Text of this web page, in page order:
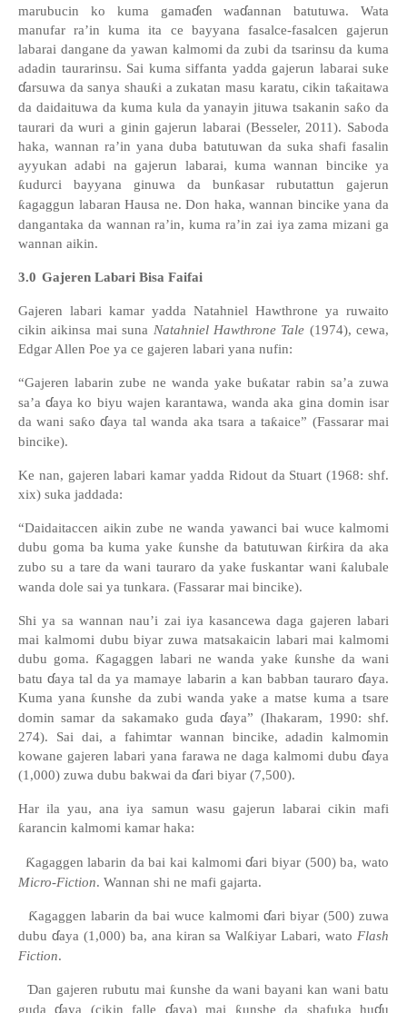
marubucin ko kuma gamaɗen waɗannan batutuwa. Wata
manufar ra’in kuma ita ce bayyana fasalce-fasalcen gajerun
labarai dangane da yawan kalmomi da zubi da tsarinsu da kuma
adadin taurarinsu. Sai kuma siffanta yadda gajerun labarai suke
ɗarsuwa da sanya shauƙi a zukatan masu karatu, cikin taƙaitawa
da daidaituwa da kuma kula da yanayin jituwa tsakanin saƙo da
taurari da wuri a ginin gajerun labarai (Besseler, 2011). Saboda
haka, wannan ra’in yana duba batutuwan da suka shafi fasalin
ayyukan adabi na gajerun labarai, kuma wannan bincike ya
ƙudurci bayyana ginuwa da bunƙasar rubutattun gajerun
ƙagaggun labaran Hausa ne.Don haka, wannan bincike yana da
dangantaka da wannan ra’in, kuma ra’in zai iya zama mizani ga
wannan aikin.
3.0 Gajeren Labari Bisa Faifai
Gajeren labari kamar yadda Natahniel Hawthrone ya ruwaito
cikin aikinsa mai suna Natahniel Hawthrone Tale (1974), cewa,
Edgar Allen Poe ya ce gajeren labari yana nufin:
“Gajeren labarin zube ne wanda yake buƙatar rabin sa’a zuwa
sa’aɗaya ko biyu wajen karantawa, wanda aka gina domin isar
da wani saƙoɗaya tal wanda aka tsara a taƙaice” (Fassarar mai
bincike).
Ke nan, gajeren labari kamar yadda Ridout da Stuart (1968: shf.
xix) suka jaddada:
“Daidaitaccen aikin zube ne wanda yawanci bai wuce kalmomi
dubu goma ba kuma yake ƙunshe da batutuwan ƙirƙira da aka
zubo su a tare da wani tauraro da yake fuskantar wani ƙalubale
wanda dole sai ya tunkara. (Fassarar mai bincike).
Shi ya sa wannan nau’i zai iya kasancewa daga gajeren labari
mai kalmomi dubu biyar zuwa matsakaicin labari mai kalmomi
dubu goma. Ƙagaggen labari ne wanda yake ƙunshe da wani
batuɗaya tal da ya mamaye labarin a kan babban tauraroɗaya.
Kuma yana ƙunshe da zubi wanda yake a matse kuma a tsare
domin samar da sakamako gudaɗaya” (Ihakaram, 1990: shf.
274). Sai dai, a fahimtar wannan bincike, adadin kalmomin
kowane gajeren labari yana farawa ne daga kalmomi dubu ɗaya
(1,000) zuwa dubu bakwai da ɗari biyar (7,500).
Har ila yau, ana iya samun wasu gajerun labarai cikin mafi
ƙarancin kalmomi kamar haka:
Ƙagaggen labarin da bai kai kalmomiɗari biyar (500) ba, wato
Micro-Fiction. Wannan shi ne mafi gajarta.
Ƙagaggen labarin da bai wuce kalmomi ɗari biyar (500) zuwa
dubu ɗaya (1,000) ba, ana kiran sa Walƙiyar Labari,wato Flash
Fiction.
Ɗan gajeren rubutu mai ƙunshe da wani bayani kan wani batu
gudaɗaya (cikin falle ɗaya) mai ƙunshe da shafuka huɗu